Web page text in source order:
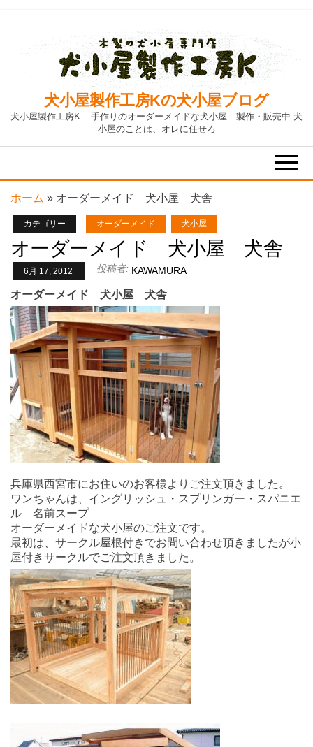
content
犬小屋製作工房Kの犬小屋ブログ
犬小屋製作工房K – 手作りのオーダーメイドな犬小屋 製作・販売中 犬
小屋のことは、オレに任せろ
ホーム » オーダーメイド 犬小屋 犬舎
カテゴリー オーダーメイド 犬小屋
オーダーメイド 犬小屋 犬舎
6月 17, 2012 投稿者: KAWAMURA
オーダーメイド 犬小屋 犬舎
兵庫県西宮市にお住いのお客様よりご注文頂きました。
ワンちゃんは、イングリッシュ・スプリンガー・スパニエ
ル 名前スープ
オーダーメイドな犬小屋のご注文です。
最初は、サークル屋根付きでお問い合わせ頂きましたが小
屋付きサークルでご注文頂きました。